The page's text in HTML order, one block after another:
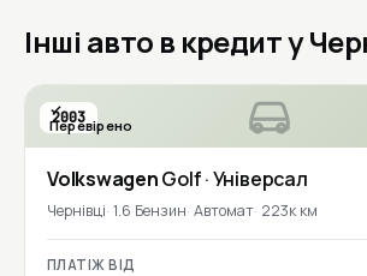
Інші авто в кредит у
2003
Перевірено
VolkswagenGolf· Універсал
Чернівці 1.6 Бензин Автомат 223к км
ПЛАТІЖ ВІД